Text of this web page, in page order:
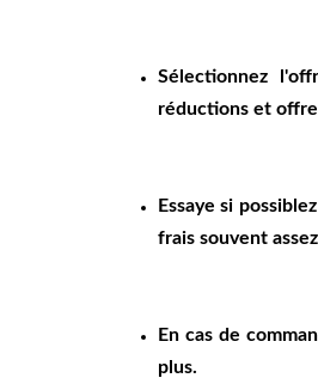
Sélectionnez
réductions et
Essaye si
frais souvent
En cas de
plus.